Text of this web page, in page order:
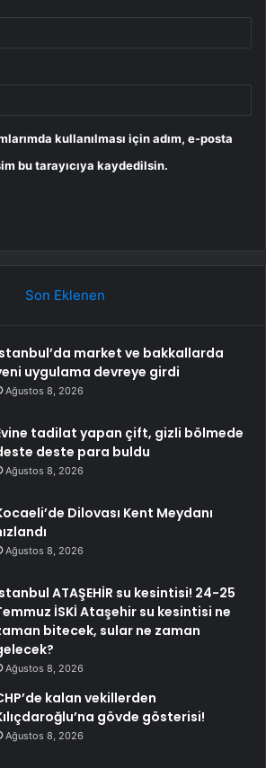
kullanılması için adım, e-posta
bu tarayıcıya kaydedilsin.
Son Eklenen
market ve bakkallarda
uygulama devreye girdi
Ağustos 8, 2026
tadilat yapan çift, gizli bölmede
deste para buldu
Ağustos 8, 2026
Dilovası Kent Meydanı
Ağustos 8, 2026
ATAŞEHİR su kesintisi! 24-25
İSKİ Ataşehir su kesintisi ne
bitecek, sular ne zaman
Ağustos 8, 2026
kalan vekillerden
gövde gösterisi!
Ağustos 8, 2026